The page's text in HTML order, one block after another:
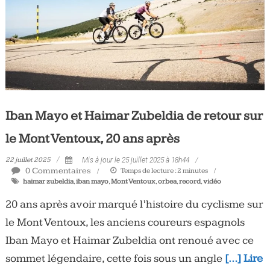
Iban Mayo et Haimar Zubeldia de retour sur
le Mont Ventoux, 20 ans après
22 juillet 2025 Mis à jour le 25 juillet 2025 à 18h44
0 Commentaires Temps de lecture :2 minutes
haimar zubeldia,iban mayo,Mont Ventoux,orbea,record,vidéo
20 ans après avoir marqué l’histoire du cyclisme sur
le Mont Ventoux, les anciens coureurs espagnols
Iban Mayo et Haimar Zubeldia ont renoué avec ce
sommet légendaire, cette fois sous un angle […] Lire